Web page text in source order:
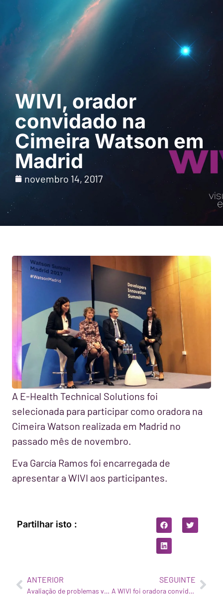
demonstração
WIVI, orador
convidado na
Cimeira Watson em
Madrid
novembro 14, 2017
A E-Health Technical Solutions foi
selecionada para participar como oradora na
Cimeira Watson realizada em Madrid no
passado mês de novembro.
Eva García Ramos foi encarregada de
apresentar a WIVI aos participantes.
Partilhar isto :
ANTERIOR
Avaliação de problemas visuais para melhorar a qualidade de vida
SEGUINTE
A WIVI foi oradora convidada na reunião anual do EIT Health Spain